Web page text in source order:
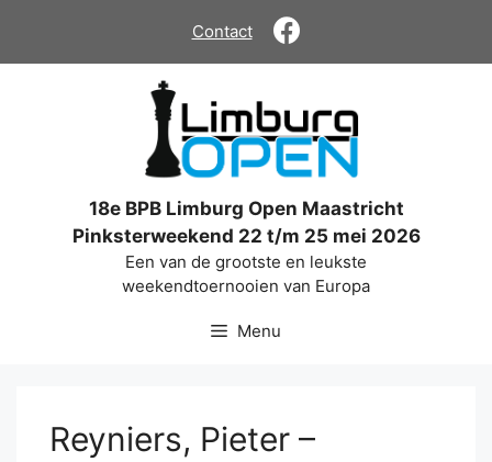
de
Contact
18e BPB Limburg Open Maastricht
Pinksterweekend 22 t/m 25 mei 2026
Een van de grootste en leukste
weekendtoernooien van Europa
Menu
Reyniers, Pieter –